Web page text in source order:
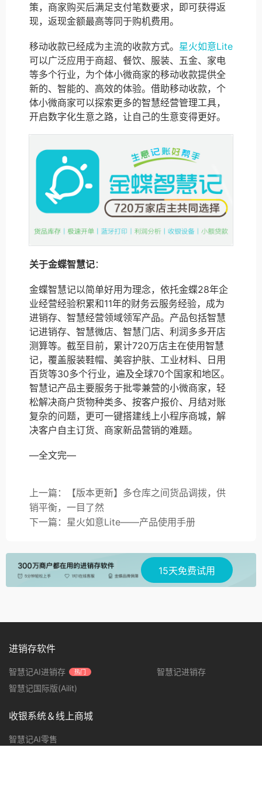
策，商家购买后满足支付笔数要求，即可获得返
现，返现金额最高等同于购机费用。
移动收款已经成为主流的收款方式。 星火如意Lite
可以广泛应用于商超、餐饮、服装、五金、家电
等多个行业，为个体小微商家的移动收款提供全
新的、智能的、高效的体验。借助移动收款，个
体小微商家可以探索更多的智慧经营管理工具，
开启数字化生意之路，让自己的生意变得更好。
关于金蝶智慧记：
金蝶智慧记以简单好用为理念，依托金蝶28年企
业经营经验积累和11年的财务云服务经验，成为
进销存、智慧经营领域领军产品。产品包括智慧
记进销存、智慧微店、智慧门店、利润多多开店
测算等。截至目前，累计720万店主在使用智慧
记，覆盖服装鞋帽、美容护肤、工业材料、日用
百货等30多个行业，遍及全球70个国家和地区。
智慧记产品主要服务于批零兼营的小微商家，轻
松解决商户货物种类多、按客户报价、月结对账
复杂的问题，更可一键搭建线上小程序商城，解
决客户自主订货、商家新品营销的难题。
—全文完—
上一篇：【版本更新】多仓库之间货品调拨，供
销平衡，一目了然
下一篇：星火如意Lite——产品使用手册
15天免费试用
进销存软件
智慧记AI进销存 热门
智慧记进销存
智慧记国际版(Ailit)
收银系统＆线上商城
智慧记AI零售